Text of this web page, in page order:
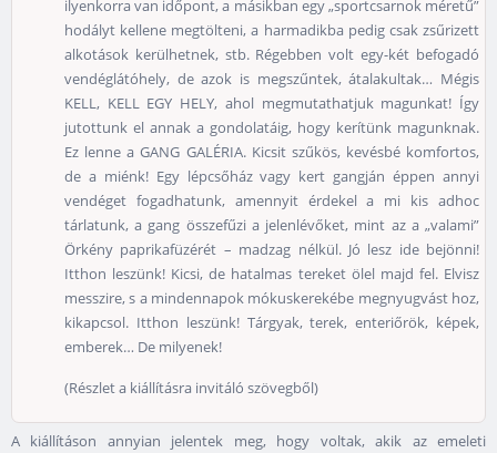
ilyenkorra van időpont, a másikban egy „sportcsarnok méretű”
hodályt kellene megtölteni, a harmadikba pedig csak zsűrizett
alkotások kerülhetnek, stb. Régebben volt egy-két befogadó
vendéglátóhely, de azok is megszűntek, átalakultak… Mégis
KELL, KELL EGY HELY, ahol megmutathatjuk magunkat! Így
jutottunk el annak a gondolatáig, hogy kerítünk magunknak.
Ez lenne a GANG GALÉRIA. Kicsit szűkös, kevésbé komfortos,
de a miénk! Egy lépcsőház vagy kert gangján éppen annyi
vendéget fogadhatunk, amennyit érdekel a mi kis adhoc
tárlatunk, a gang összefűzi a jelenlévőket, mint az a „valami”
Örkény paprikafüzérét – madzag nélkül. Jó lesz ide bejönni!
Itthon leszünk! Kicsi, de hatalmas tereket ölel majd fel. Elvisz
messzire, s a mindennapok mókuskerekébe megnyugvást hoz,
kikapcsol. Itthon leszünk! Tárgyak, terek, enteriőrök, képek,
emberek… De milyenek!
(Részlet a kiállításra invitáló szövegből)
A kiállításon annyian jelentek meg, hogy voltak, akik az emeleti